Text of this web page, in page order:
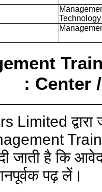
Technology
: Center
Limited
दी जाती है कि
पढ़ लें।